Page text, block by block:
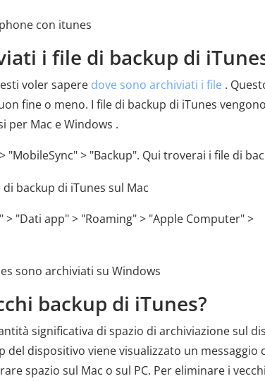
i file di backup di
voler sapere dove sono archiviati i file .
fine o meno. I file di backup di iTunes vengono
per Mac e Windows .
> "Backup". Qui troverai i file di
"Dati app" > "Roaming" > "Apple Computer" >
backup di iTunes?
significativa di spazio di archiviazione sul
dispositivo viene visualizzato un messaggio
spazio sul Mac o sul PC. Per eliminare i vecchi